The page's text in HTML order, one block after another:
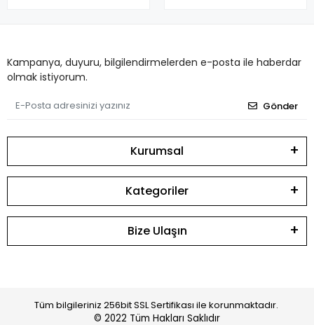
Kampanya, duyuru, bilgilendirmelerden e-posta ile haberdar
olmak istiyorum.
Gönder
Kurumsal
Kategoriler
Bize Ulaşın
Tüm bilgileriniz 256bit SSL Sertifikası ile korunmaktadır.
© 2022 Tüm Hakları Saklıdır